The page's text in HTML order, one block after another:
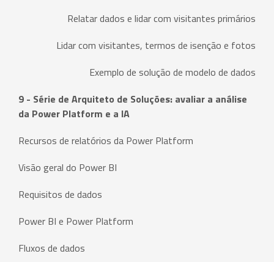
Relatar dados e lidar com visitantes primários
Lidar com visitantes, termos de isenção e fotos
Exemplo de solução de modelo de dados
9 - Série de Arquiteto de Soluções: avaliar a análise
da Power Platform e a IA
Recursos de relatórios da Power Platform
Visão geral do Power BI
Requisitos de dados
Power BI e Power Platform
Fluxos de dados